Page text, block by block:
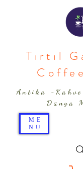
Tırtıl
ME
NU
Antika -
Dünya